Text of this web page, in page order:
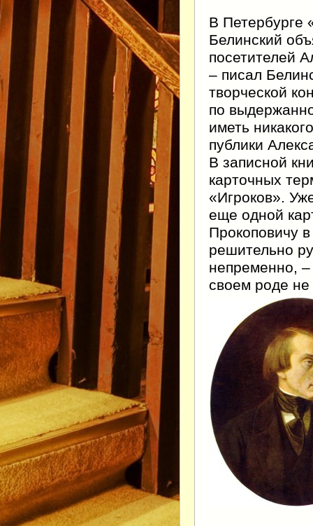
В Петербурге
Белинский
посетителей
– писал
творческой
по
иметь
публики
В записной
карточных
«Игроков».
еще одной
Прокоповичу
решительно
непременно,
своем роде не